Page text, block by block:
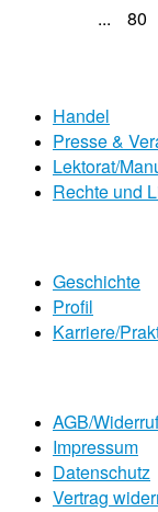
... 80
Handel
Presse &
Lektorat/
Rechte und
Geschichte
Profil
Karriere/
AGB/
Impressum
Datenschutz
Vertrag